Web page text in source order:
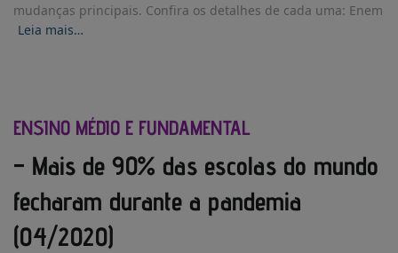
mudanças principais. Confira os detalhes de cada uma: Enem
Leia mais…
ENSINO MÉDIO E FUNDAMENTAL
– Mais de 90% das escolas do mundo
fecharam durante a pandemia
(04/2020)